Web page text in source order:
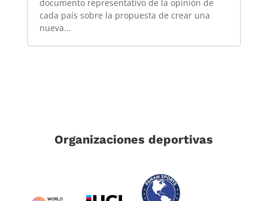
documento representativo de la opinión de
cada país sobre la propuesta de crear una
nueva...
Organizaciones deportivas